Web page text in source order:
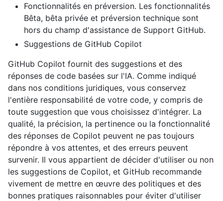
Fonctionnalités en préversion. Les fonctionnalités
Bêta, bêta privée et préversion technique sont
hors du champ d'assistance de Support GitHub.
Suggestions de GitHub Copilot
GitHub Copilot fournit des suggestions et des
réponses de code basées sur l'IA. Comme indiqué
dans nos conditions juridiques, vous conservez
l'entière responsabilité de votre code, y compris de
toute suggestion que vous choisissez d'intégrer. La
qualité, la précision, la pertinence ou la fonctionnalité
des réponses de Copilot peuvent ne pas toujours
répondre à vos attentes, et des erreurs peuvent
survenir. Il vous appartient de décider d'utiliser ou non
les suggestions de Copilot, et GitHub recommande
vivement de mettre en œuvre des politiques et des
bonnes pratiques raisonnables pour éviter d'utiliser